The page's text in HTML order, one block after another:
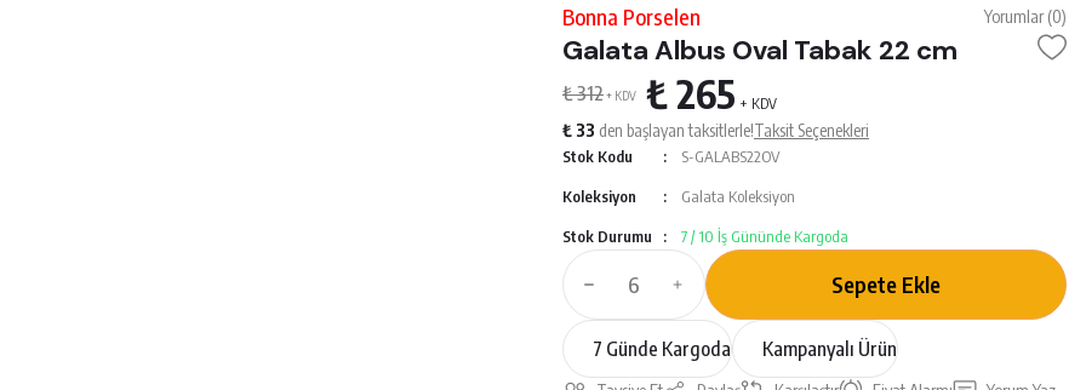
Bonna Porselen Yorumlar (0)
Galata Albus Oval Tabak 22 cm
₺ 312+ KDV ₺ 265 + KDV
₺ 33 den başlayan taksitlerle!Taksit Seçenekleri
Stok Kodu S-GALABS22OV
Koleksiyon Galata Koleksiyon
Stok Durumu 7 / 10 İş Gününde Kargoda
Sepete Ekle
7 Günde Kargoda Kampanyalı Ürün